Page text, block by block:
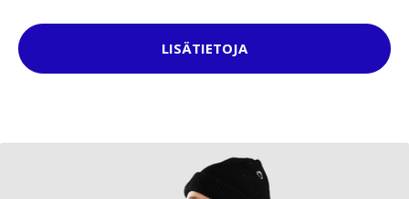
LISÄTIETOJA